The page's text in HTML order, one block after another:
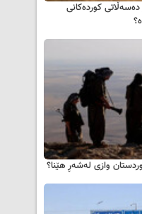
دەسەڵاتی کوردەکانی
وازی لەشەڕ هێنا؟